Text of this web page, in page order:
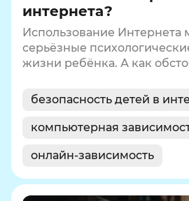
интернета?
Использование Интернета
серьёзные
жизни ребёнка. А как
безопасность детей в
компьютерная
онлайн-зависимость